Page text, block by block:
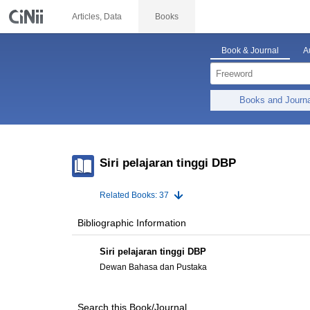
Articles, Data Books
Book & Journal
Books and
Siri pelajaran tinggi DBP
Related Books: 37
Bibliographic Information
Siri pelajaran tinggi DBP
Dewan Bahasa dan Pustaka
Search this Book/Journal